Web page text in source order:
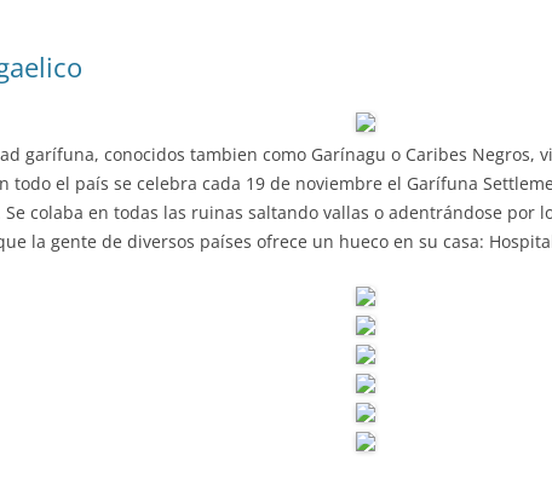
garífuna, conocidos tambien como Garínagu o Caribes Negros,
todo el país se celebra cada 19 de noviembre el Garífuna
colaba en todas las ruinas saltando vallas o adentrándose por
la gente de diversos países ofrece un hueco en su casa: